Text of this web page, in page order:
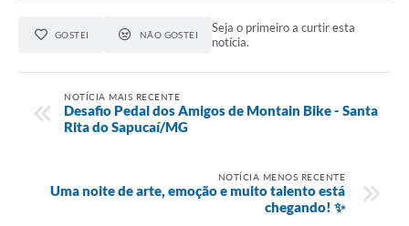
GOSTEI NÃO GOSTEI
Seja o primeiro a curtir esta
notícia.
NOTÍCIA MAIS RECENTE
Desafio Pedal dos Amigos de Montain Bike - Santa
Rita do Sapucaí/MG
NOTÍCIA MENOS RECENTE
Uma noite de arte, emoção e muito talento está
chegando! ✨